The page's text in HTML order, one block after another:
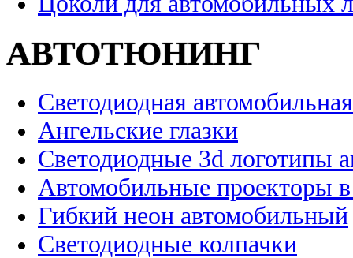
АВТОТЮНИНГ
Светодиодная
Ангельские глазки
Светодиодные 3d логотипы
Автомобильные проекторы
Гибкий неон автомобильный
Светодиодные колпачки